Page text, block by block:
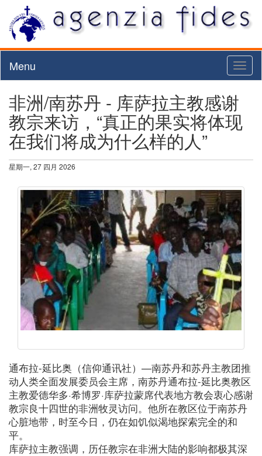
Menu
非洲/南苏丹 - 库萨拉主教感谢
教宗来访，“真正的果实将体现
在我们将成为什么样的人”
星期一, 27 四月 2026
通布拉-延比奥（信仰通讯社）—南苏丹和苏丹主教团推
动人类全面发展委员会主席，南苏丹通布拉-延比奥教区
主教爱德华多·希博罗·库萨拉蒙席代表地方教会衷心感谢
教宗良十四世的非洲牧灵访问。他所在教区位于南苏丹
心脏地带，时至今日，仍在如饥似渴地探索完全的和
平。
库萨拉主教强调，历任教宗在非洲大陆的影响都极其深